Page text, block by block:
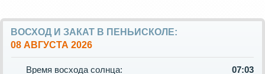
ВОСХОД И ЗАКАТ В ПЕНЬИСКОЛЕ:
08 АВГУСТА 2026
Время восхода солнца:
07:03